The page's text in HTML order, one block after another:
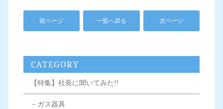
前ページ 一覧へ戻る 次ページ
CATEGORY
【特集】社長に聞いてみた!!
－ガス器具